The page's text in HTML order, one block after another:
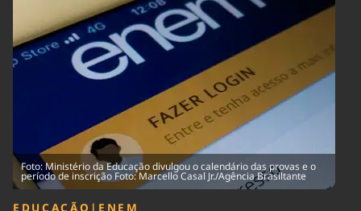
Agronegócios
Brasil
Brasil Mineral
Ciência &
Comportamento
Cultura
Economia
Educação
Infraestrutura
Internacional
Meio Ambiente
Podcast
Política
Saúde
Tempo
Foto: Ministério da Educação divulgou o calendário das provas e o
período de inscrição Foto: Marcello Casal Jr./Agência Brasiltante
EDUCAÇÃO | ENEM